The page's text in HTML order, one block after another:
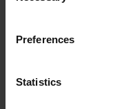
Preferences
Statistics
息发现机床的提升